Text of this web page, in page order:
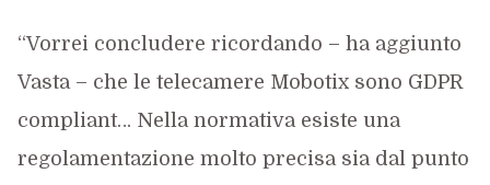
“Vorrei concludere ricordando – ha aggiunto
Vasta – che le telecamere Mobotix sono GDPR
compliant… Nella normativa esiste una
regolamentazione molto precisa sia dal punto